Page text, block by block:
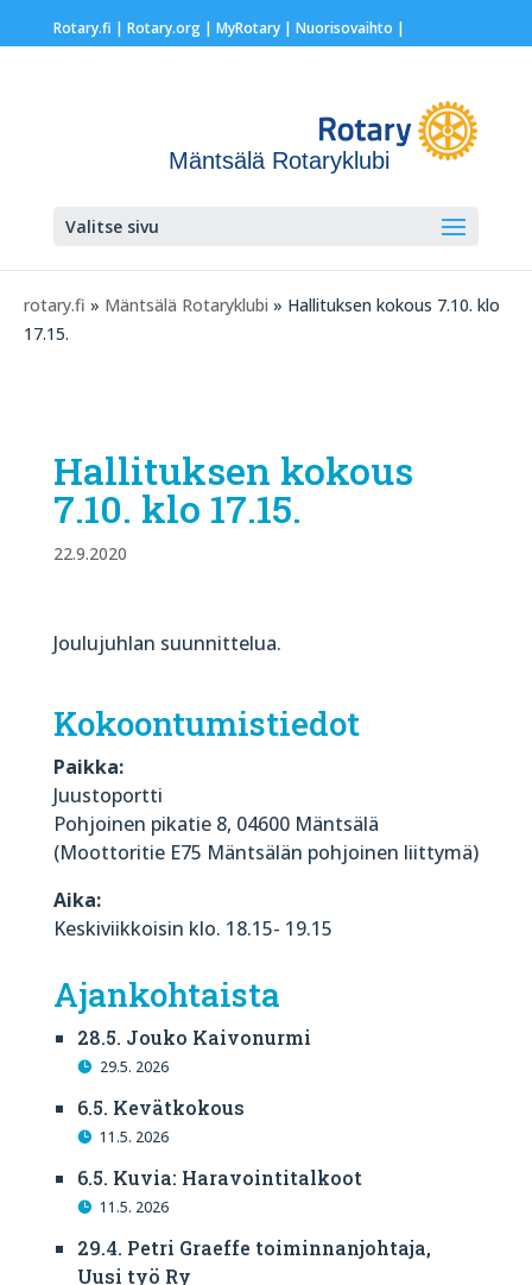
Rotary.fi | Rotary.org| MyRotary | Nuorisovaihto |
Mäntsälä Rotaryklubi
Valitse sivu
rotary.fi » Mäntsälä Rotaryklubi » Hallituksen kokous 7.10. klo
17.15.
Hallituksen kokous
7.10. klo 17.15.
22.9.2020
Joulujuhlan suunnittelua.
Kokoontumistiedot
Paikka:
Juustoportti
Pohjoinen pikatie 8, 04600 Mäntsälä
(Moottoritie E75 Mäntsälän pohjoinen liittymä)
Aika:
Keskiviikkoisin klo. 18.15- 19.15
Ajankohtaista
28.5. Jouko Kaivonurmi
29.5. 2026
6.5. Kevätkokous
11.5. 2026
6.5. Kuvia: Haravointitalkoot
11.5. 2026
29.4. Petri Graeffe toiminnanjohtaja,
Uusi työ Ry